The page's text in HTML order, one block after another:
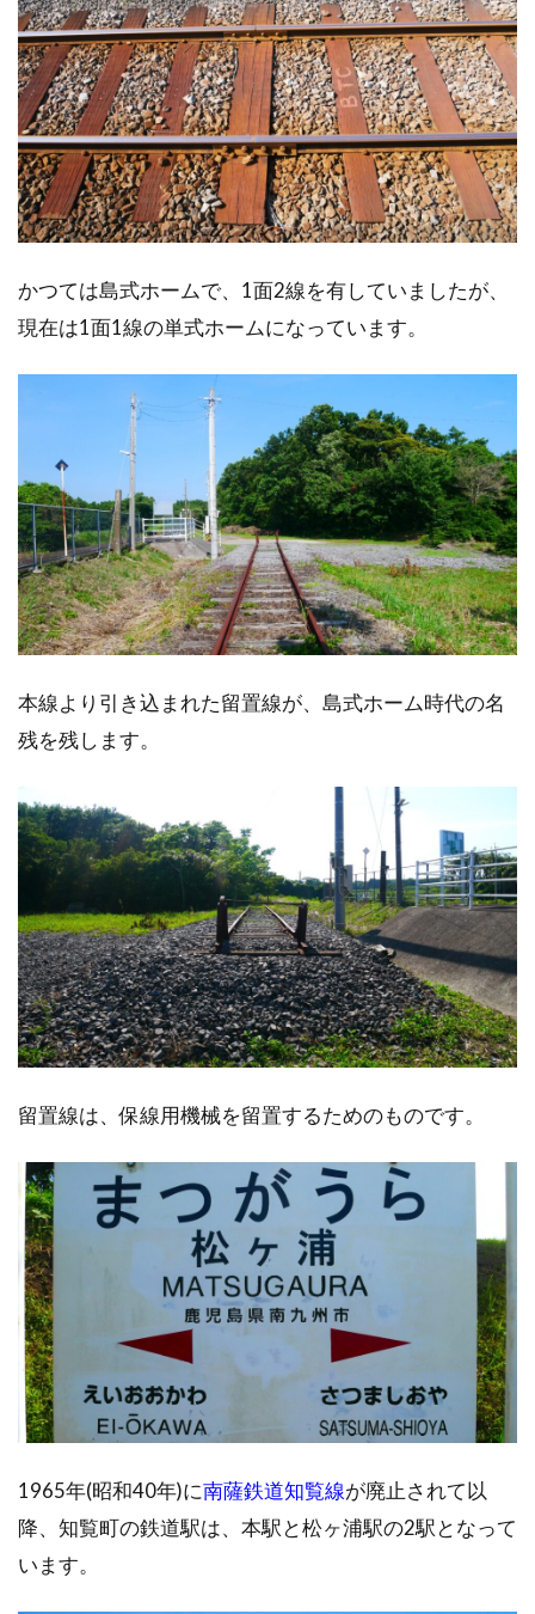
かつては島式ホームで、1面2線を有していましたが、
現在は1面1線の単式ホームになっています。
本線より引き込まれた留置線が、島式ホーム時代の名
残を残します。
留置線は、保線用機械を留置するためのものです。
1965年(昭和40年)に南薩鉄道知覧線が廃止されて以
降、知覧町の鉄道駅は、本駅と松ヶ浦駅の2駅となって
います。